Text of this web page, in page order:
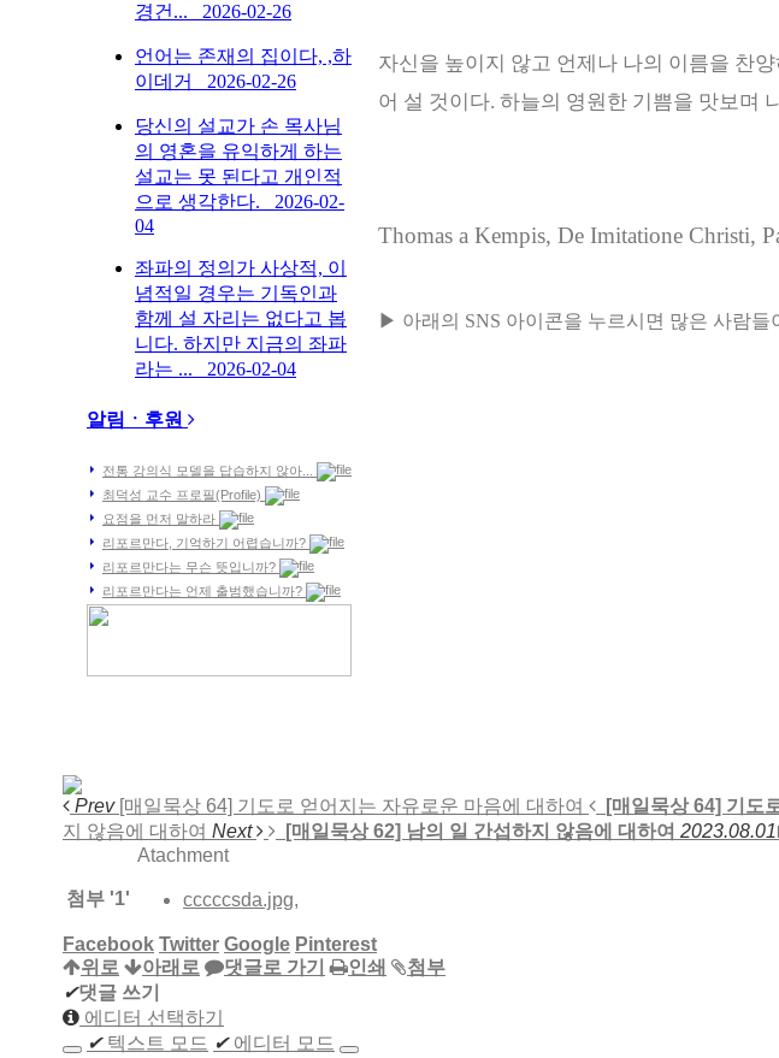
경건...
2026-02-26
언어는 존재의 집이다, ,하
이데거
2026-02-26
당신의 설교가 손 목사님
의 영혼을 유익하게 하는
설교는 못 된다고 개인적
으로 생각한다.
2026-02-
04
좌파의 정의가 사상적, 이
념적일 경우는 기독인과
함께 설 자리는 없다고 봅
니다. 하지만 지금의 좌파
라는 ...
2026-02-04
알림ㆍ후원
전통 강의식 모델을 답습하지 않아...
최덕성 교수 프로필(Profile)
요점을 먼저 말하라
리포르만다, 기억하기 어렵습니까?
리포르만다는 무슨 뜻입니까?
리포르만다는 언제 출범했습니까?
자신을 높이지 않고 언제나 나의 이름을 찬양
어 설 것이다. 하늘의 영원한 기쁨을 맛보며
Thomas a Kempis, De Imitatione Christi,
▶ 아래의 SNS 아이콘을 누르시면 많은 사람들
Prev[매일묵상 64] 기도로 얻어지는 자유로운 마음에 대하여 [매일묵상 64] 기도
지 않음에 대하여 Next [매일묵상 62] 남의 일 간섭하지 않음에 대하여 2023.08.01
Atachment
첨부 '1' cccccsda.jpg,
Facebook Twitter Google Pinterest
위로
아래로 댓글로 가기 인쇄
첨부
✔댓글 쓰기
에디터 선택하기
✔ 텍스트 모드 ✔ 에디터 모드